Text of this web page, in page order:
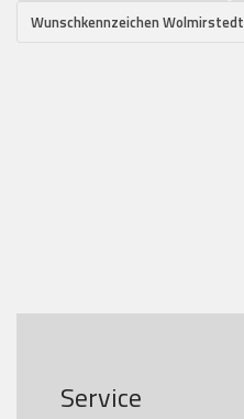
Wunschkennzeichen Wolmirstedt
Service